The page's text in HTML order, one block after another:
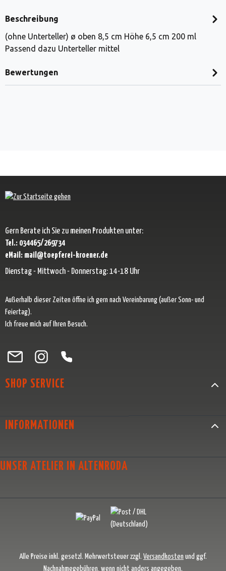
Beschreibung
(ohne Unterteller) ø oben 8,5 cm Höhe 6,5 cm 200 ml
Passend dazu Unterteller mittel
Bewertungen
Gern Berate ich Sie zu meinen Produkten unter:
Tel.: 034465/269734
eMail: mail@toepferei-kroener.de
Dienstag - Mittwoch - Donnerstag: 14-18 Uhr
Außerhalb dieser Zeiten öffne ich gern nach Vereinbarung (außer Sonn- und
Feiertag).
Ich freue mich auf Ihren Besuch.
Besuche uns auf Facebook – öffnet in neuem Tab (externer Link)
Schau auf Instagram vorbei – öffnet in neuem Tab (externer Link)
Lass dich auf Pinterest inspirieren – öffnet in neuem Tab
Folge uns auf X – öffnet in neuem Tab (externer Link)
SHOP SERVICE
INFORMATIONEN
UNSER ATELIER IN ALTENRODA
Alle Preise inkl. gesetzl. Mehrwertsteuer zzgl. Versandkosten und ggf.
Nachnahmegebühren, wenn nicht anders angegeben.